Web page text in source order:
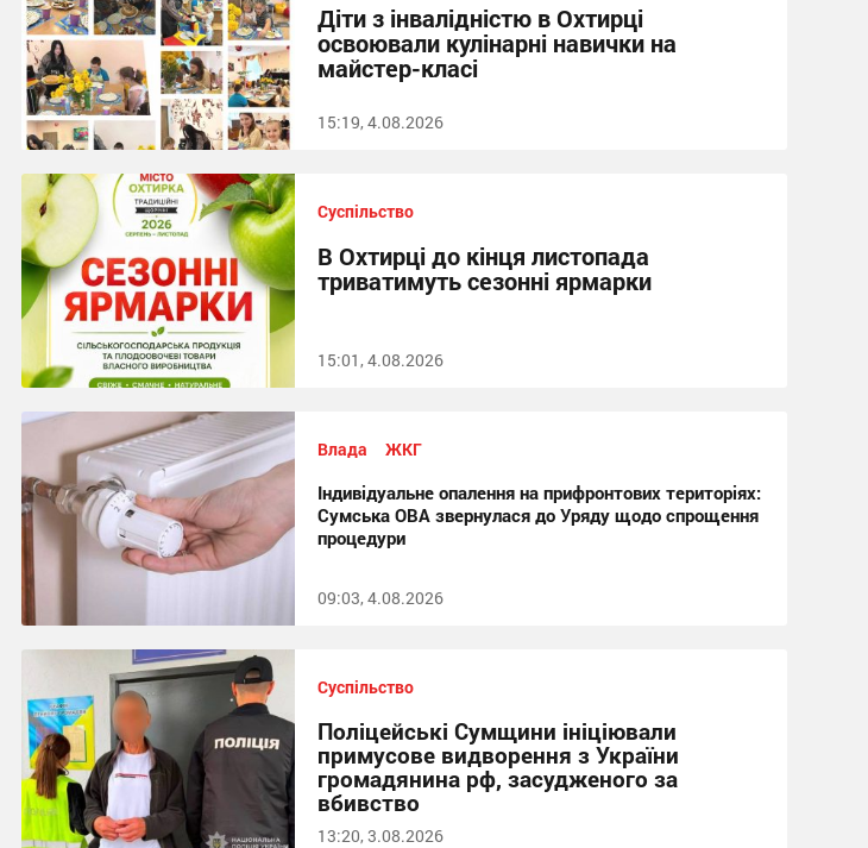
Діти з інвалідністю в Охтирці
освоювали кулінарні навички на
майстер-класі
15:19, 4.08.2026
Суспільство
В Охтирці до кінця листопада
триватимуть сезонні ярмарки
15:01, 4.08.2026
Влада ЖКГ
Індивідуальне опалення на прифронтових територіях:
Сумська ОВА звернулася до Уряду щодо спрощення
процедури
09:03, 4.08.2026
Суспільство
Поліцейські Сумщини ініціювали
примусове видворення з України
громадянина рф, засудженого за
вбивство
13:20, 3.08.2026